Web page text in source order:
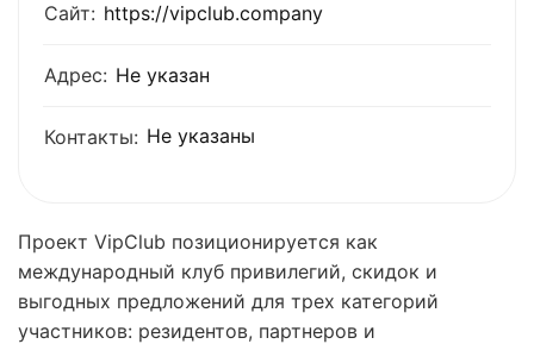
Сайт: https://vipclub.company
Адрес: Не указан
Контакты: Не указаны
Проект VipClub позиционируется как
международный клуб привилегий, скидок и
выгодных предложений для трех категорий
участников: резидентов, партнеров и